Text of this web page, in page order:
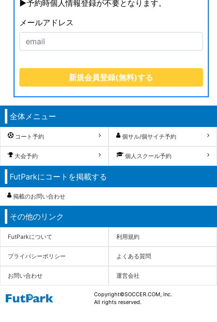
▶︎予約時個人情報登録が不要となります。
メールアドレス
全体メニュー
コート予約 個サル/個サイチ予約
大会予約 個人スクール予約
FutParkにコートを掲載する
掲載のお問い合わせ
その他のリンク
FutParkについて 利用規約
プライバシーポリシー よくある質問
お問い合わせ 運営会社
Copyright©SOCCER.COM, Inc.
All rights reserved.